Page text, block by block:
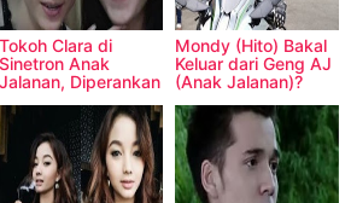
Tokoh Clara di
Sinetron Anak
Jalanan, Diperankan
Mondy (Hito) Bakal
Keluar dari Geng AJ
(Anak Jalanan)?